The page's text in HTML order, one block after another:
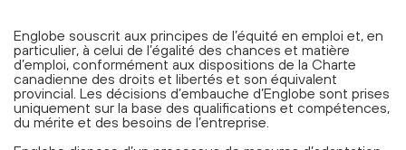
Englobe souscrit aux principes de l’équité en emploi et, en
particulier, à celui de l’égalité des chances et matière
d’emploi, conformément aux dispositions de la Charte
canadienne des droits et libertés et son équivalent
provincial. Les décisions d’embauche d’Englobe sont prises
uniquement sur la base des qualifications et compétences,
du mérite et des besoins de l’entreprise.